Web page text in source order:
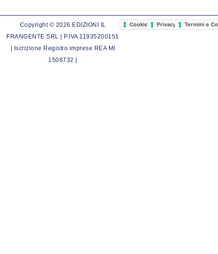
Copyright © 2026 EDIZIONI IL
FRANGENTE SRL | P.IVA 11935200151
| Iscrizione Registro imprese REA MI
1508732 |
Cookie PolicyPrivacy PolicyTermini e